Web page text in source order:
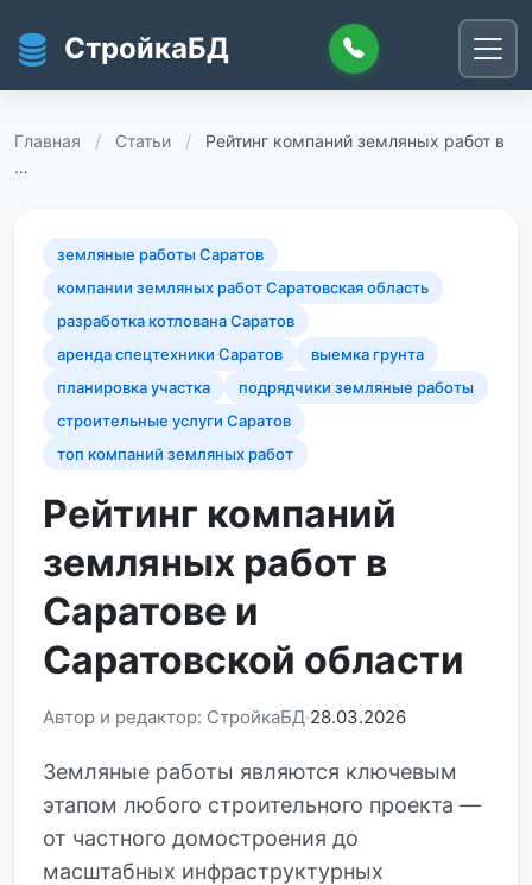
СтройкаБД
Главная / Статьи /
Рейтинг компаний земляных работ в
…
земляные работы Саратов
компании земляных работ Саратовская область
разработка котлована Саратов
аренда спецтехники Саратов
выемка грунта
планировка участка
подрядчики земляные работы
строительные услуги Саратов
топ компаний земляных работ
Рейтинг компаний
земляных работ в
Саратове и
Саратовской области
Автор и редактор: СтройкаБД 28.03.2026
Земляные работы являются ключевым
этапом любого строительного проекта —
от частного домостроения до
масштабных инфраструктурных